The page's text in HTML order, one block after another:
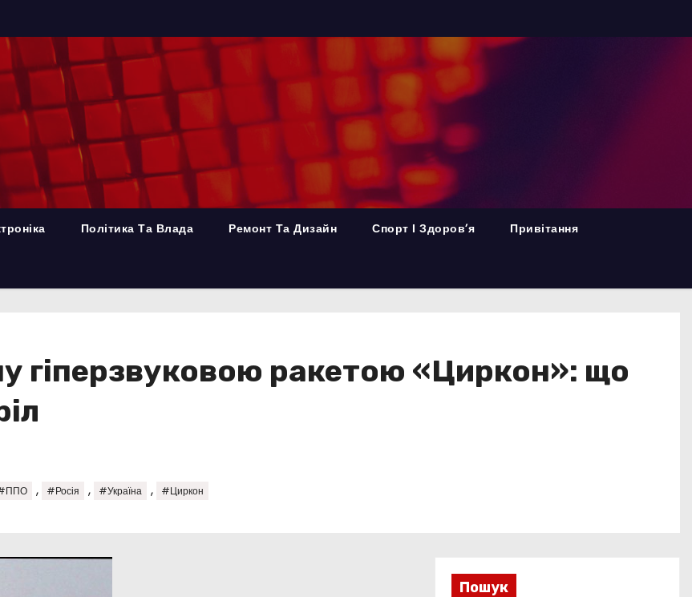
Політика Та Влада Ремонт Та Дизайн Спорт І Здоров’я Привітання
гіперзвуковою ракетою «Циркон»: що
, #Росія , #Україна , #Циркон
Пошук